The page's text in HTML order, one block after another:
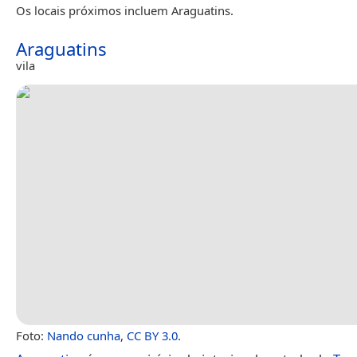
Os locais próximos incluem Araguatins.
Araguatins
vila
Foto: Nando cunha, CC BY 3.0.